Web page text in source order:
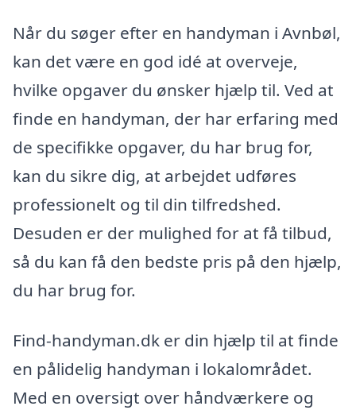
Når du søger efter en handyman i Avnbøl,
kan det være en god idé at overveje,
hvilke opgaver du ønsker hjælp til. Ved at
finde en handyman, der har erfaring med
de specifikke opgaver, du har brug for,
kan du sikre dig, at arbejdet udføres
professionelt og til din tilfredshed.
Desuden er der mulighed for at få tilbud,
så du kan få den bedste pris på den hjælp,
du har brug for.
Find-handyman.dk er din hjælp til at finde
en pålidelig handyman i lokalområdet.
Med en oversigt over håndværkere og